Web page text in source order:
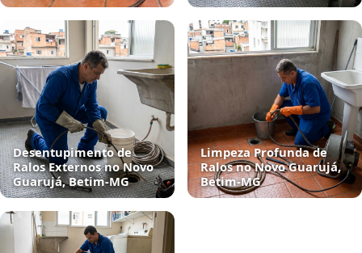
Desentupimento de
Ralos Externos no Novo
Guarujá, Betim‑MG
Limpeza Profunda de
Ralos no Novo Guarujá,
Betim‑MG